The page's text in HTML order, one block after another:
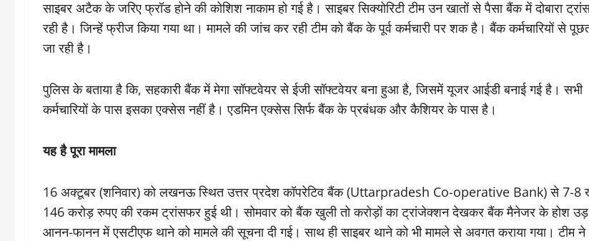
साइबर अटैक के जरिए फ्रॉड होने की कोशिश नाकाम हो गई है। साइबर सिक्योरिटी टीम उन खातों से पैसा बैंक में दोबारा
रही है। जिन्हें फ्रीज किया गया था। मामले की जांच कर रही टीम को बैंक के पूर्व कर्मचारी पर शक है। बैंक कर्मचारियों से
जा रही है।
पुलिस के बताया है कि, सहकारी बैंक में मेगा सॉफ्टवेयर से ईजी सॉफ्टवेयर बना हुआ है, जिसमें यूजर आईडी बनाई गई है। सभी
कर्मचारियों के पास इसका एक्सेस नहीं है। एडमिन एक्सेस सिर्फ बैंक के प्रबंधक और कैशियर के पास है।
यह है पूरा मामला
16 अक्टूबर (शनिवार) को लखनऊ स्थित उत्तर प्रदेश कॉपरेटिव बैंक (Uttarpradesh Co-operative Bank) से 7-8
146 करोड़ रुपए की रकम ट्रांसफर हुई थी। सोमवार को बैंक खुली तो करोड़ों का ट्रांजेक्शन देखकर बैंक मैनेजर के होश
आनन-फानन में एसटीएफ थाने को मामले की सूचना दी गई। साथ ही साइबर थाने को भी मामले से अवगत कराया गया। टीम